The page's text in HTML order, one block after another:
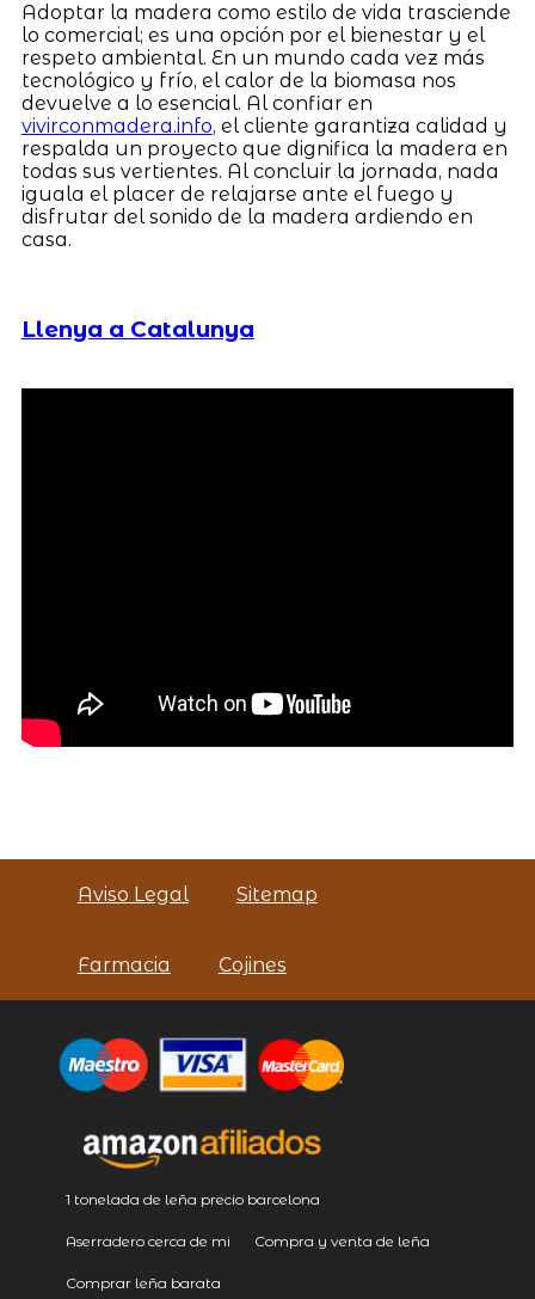
Adoptar la madera como estilo de vida trasciende
lo comercial; es una opción por el bienestar y el
respeto ambiental. En un mundo cada vez más
tecnológico y frío, el calor de la biomasa nos
devuelve a lo esencial. Al confiar en
vivirconmadera.info, el cliente garantiza calidad y
respalda un proyecto que dignifica la madera en
todas sus vertientes. Al concluir la jornada, nada
iguala el placer de relajarse ante el fuego y
disfrutar del sonido de la madera ardiendo en
casa.
Llenya a Catalunya
Aviso Legal Sitemap
Farmacia Cojines
1 tonelada de leña precio barcelona
Aserradero cerca de mi Compra y venta de leña
Comprar leña barata